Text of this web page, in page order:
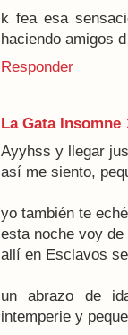
k fea esa
haciendo amigos
Responder
La Gata Insomne
Ayyhss y llegar
así me siento,
yo también te
esta noche voy
allí en Esclavos
un abrazo de
intemperie y